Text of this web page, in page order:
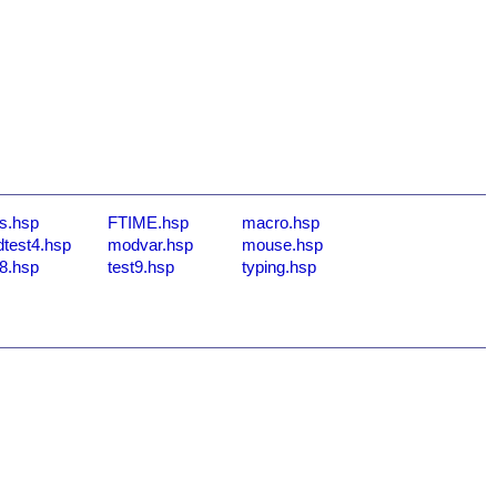
FTIME.hsp
macro.hsp
modvar.hsp
mouse.hsp
test9.hsp typing.hsp